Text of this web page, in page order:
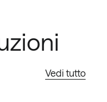
Vedi tutto